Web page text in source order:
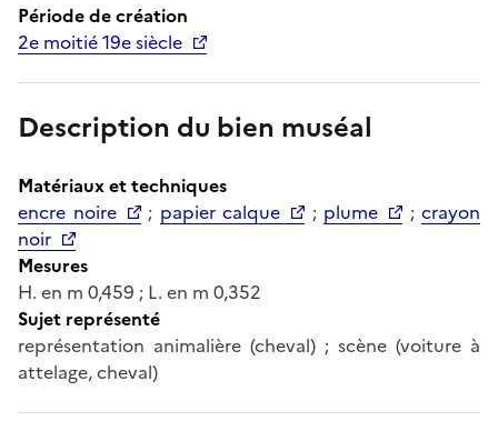
Période de création
2e moitié 19e siècle
Description du bien muséal
Matériaux et techniques
encre noire
; papier calque ; plume ; crayon
noir
Mesures
H. en m 0,459 ; L. en m 0,352
Sujet représenté
représentation animalière (cheval) ; scène (voiture à
attelage, cheval)